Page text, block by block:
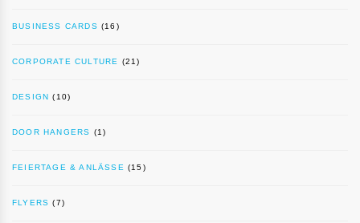
BUSINESS CARDS (16)
CORPORATE CULTURE (21)
DESIGN (10)
DOOR HANGERS (1)
FEIERTAGE & ANLÄSSE (15)
FLYERS (7)